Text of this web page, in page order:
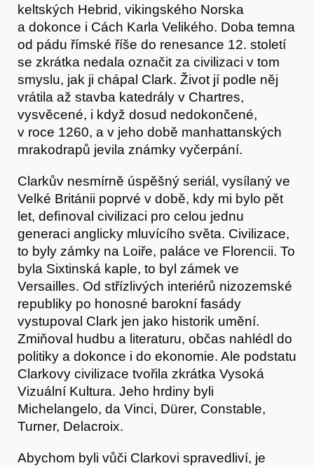
keltských Hebrid, vikingského Norska
a dokonce i Cách Karla Velikého. Doba temna
od pádu římské říše do renesance 12. století
se zkrátka nedala označit za civilizaci v tom
smyslu, jak ji chápal Clark. Život jí podle něj
vrátila až stavba katedrály v Chartres,
vysvěcené, i když dosud nedokončené,
v roce 1260, a v jeho době manhattanských
mrakodrapů jevila známky vyčerpání.
Clarkův nesmírně úspěšný seriál, vysílaný ve
Velké Británii poprvé v době, kdy mi bylo pět
let, deﬁnoval civilizaci pro celou jednu
generaci anglicky mluvícího světa. Civilizace,
to byly zámky na Loiře, paláce ve Florencii. To
byla Sixtinská kaple, to byl zámek ve
Versailles. Od střízlivých interiérů nizozemské
republiky po honosné barokní fasády
vystupoval Clark jen jako historik umění.
Zmiňoval hudbu a literaturu, občas nahlédl do
politiky a dokonce i do ekonomie. Ale podstatu
Clarkovy civilizace tvořila zkrátka Vysoká
Vizuální Kultura. Jeho hrdiny byli
Michelangelo, da Vinci, Dürer, Constable,
Turner, Delacroix.
Abychom byli vůči Clarkovi spravedliví, je